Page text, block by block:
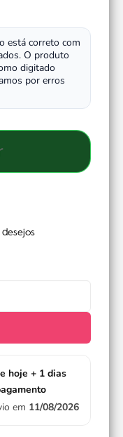
está correto com
O produto
digitado
por erros
hoje + 1 dias
em 11/08/2026